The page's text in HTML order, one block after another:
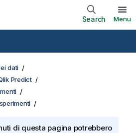
Search Menu
dati
Predict
di questa pagina potrebbero